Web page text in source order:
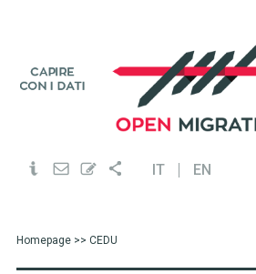
IT EN
Homepage>> CEDU